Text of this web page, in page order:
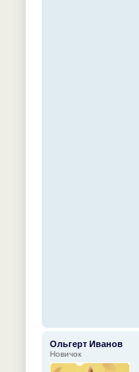
Ольгерт Иванов
Новичок